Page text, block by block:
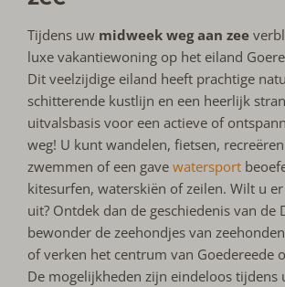
Tijdens uw midweek weg aan zee
luxe vakantiewoning op het eiland
Dit veelzijdige eiland heeft prachtige
schitterende kustlijn en een heerlijk
uitvalsbasis voor een actieve of
weg! U kunt wandelen, fietsen,
zwemmen of een gavewatersport
kitesurfen, waterskiën of zeilen. Wilt u
uit? Ontdek dan de geschiedenis van de
bewonder de zeehondjes van
of verken het centrum van Goedereede
De mogelijkheden zijn eindeloos